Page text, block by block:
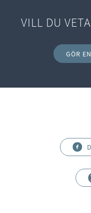
VILL DU
GÖR